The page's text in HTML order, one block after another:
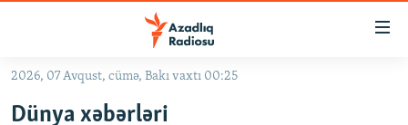
Əsas
qayıt
2026, 07 Avqust, cümə, Bakı vaxtı 00:25
Dünya xəbərləri